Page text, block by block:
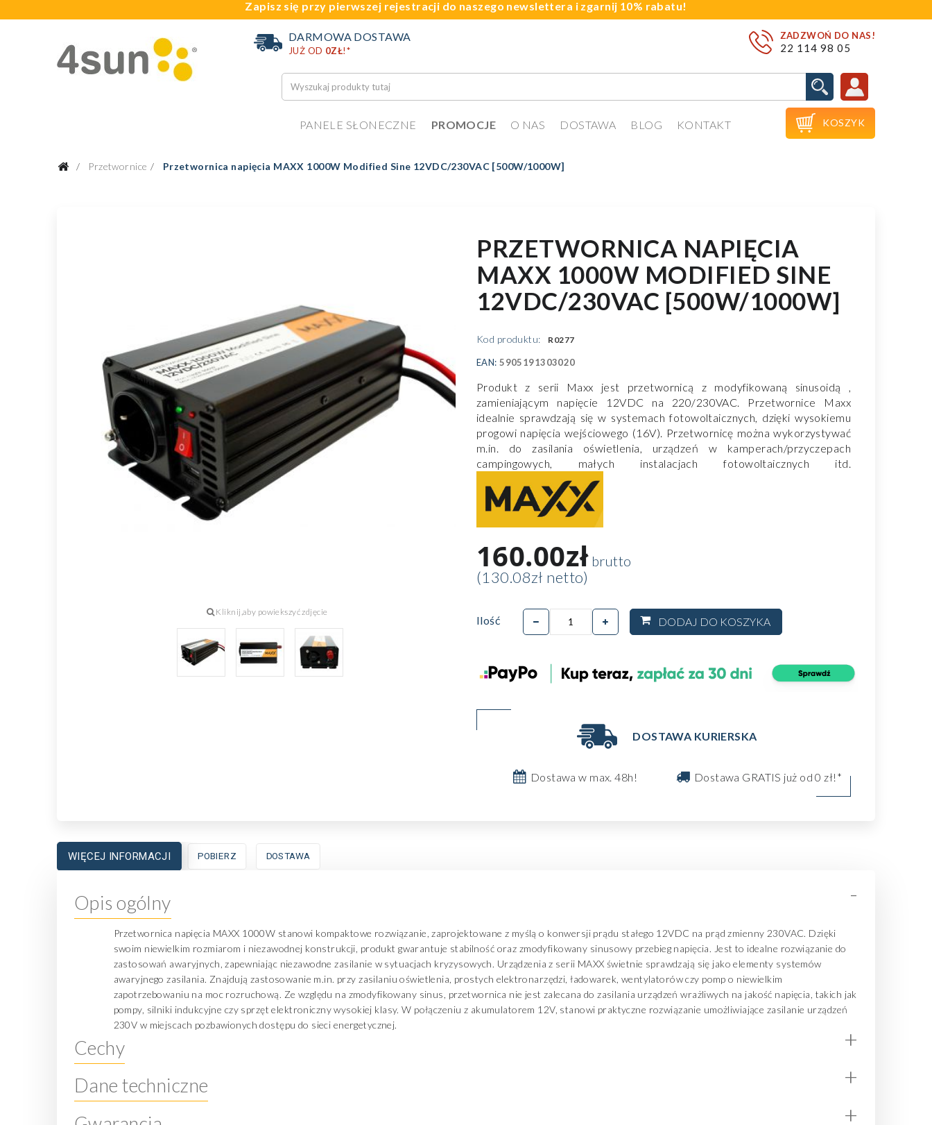
Zapisz się przy pierwszej rejestracji do naszego newslettera i zgarnij 10% rabatu!
ZADZWOŃ DO NAS!
22 114 98 05
DARMOWA DOSTAWA
JUŻ OD 0ZŁ!*
PANELE SŁONECZNE PROMOCJE O NAS DOSTAWA BLOG KONTAKT  KOSZYK
Przetwornice Przetwornica napięcia MAXX 1000W Modified Sine 12VDC/230VAC [500W/1000W]
PRZETWORNICA NAPIĘCIA
MAXX 1000W MODIFIED SINE
12VDC/230VAC [500W/1000W]
Kod produktu: R0277
EAN: 5905191303020
Produkt z serii Maxx jest przetwornicą z modyfikowaną sinusoidą ,
zamieniającym napięcie 12VDC na 220/230VAC. Przetwornice Maxx
idealnie sprawdzają się w systemach fotowoltaicznych, dzięki wysokiemu
progowi napięcia wejściowego (16V). Przetwornicę można wykorzystywać
m.in. do zasilania oświetlenia, urządzeń w kamperach/przyczepach
campingowych, małych instalacjach fotowoltaicznych itd.
160.00złbrutto
(130.08zł netto)
Ilość DODAJ DO KOSZYKA
DOSTAWA KURIERSKA
Dostawa w max. 48h! Dostawa GRATIS już od 0 zł!*
WIĘCEJ INFORMACJI POBIERZ DOSTAWA
Opis ogólny -
Przetwornica napięcia MAXX 1000W stanowi kompaktowe rozwiązanie, zaprojektowane z myślą o konwersji prądu stałego 12VDC na prąd zmienny 230VAC. Dzięki
swoim niewielkim rozmiarom i niezawodnej konstrukcji, produkt gwarantuje stabilność oraz zmodyfikowany sinusowy przebieg napięcia. Jest to idealne rozwiązanie do
zastosowań awaryjnych, zapewniając niezawodne zasilanie w sytuacjach kryzysowych. Urządzenia z serii MAXX świetnie sprawdzają się jako elementy systemów
awaryjnego zasilania. Znajdują zastosowanie m.in. przy zasilaniu oświetlenia, prostych elektronarzędzi, ładowarek, wentylatorów czy pomp o niewielkim
zapotrzebowaniu na moc rozruchową. Ze względu na zmodyfikowany sinus, przetwornica nie jest zalecana do zasilania urządzeń wrażliwych na jakość napięcia, takich jak
pompy, silniki indukcyjne czy sprzęt elektroniczny wysokiej klasy. W połączeniu z akumulatorem 12V, stanowi praktyczne rozwiązanie umożliwiające zasilanie urządzeń
230V w miejscach pozbawionych dostępu do sieci energetycznej.
Cechy +
Dane techniczne +
+